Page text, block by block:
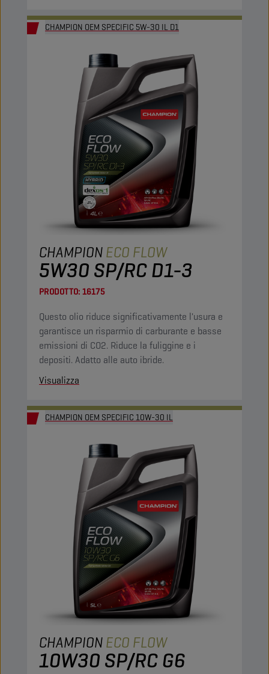
CHAMPION OEM SPECIFIC 5W-30 IL D1
CHAMPIONECO FLOW
5W30 SP/RC D1-3
PRODOTTO: 16175
Questo olio riduce significativamente l'usura e
garantisce un risparmio di carburante e basse
emissioni di CO2. Riduce la fuliggine e i
depositi. Adatto alle auto ibride.
Visualizza
CHAMPION OEM SPECIFIC 10W-30 IL
CHAMPIONECO FLOW
10W30 SP/RC G6